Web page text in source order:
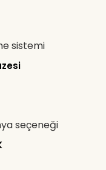
sistemi
seçeneği